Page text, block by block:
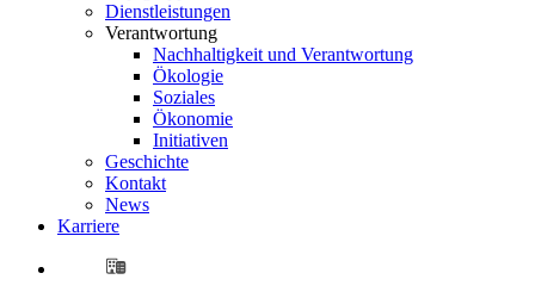
Dienstleistungen
Verantwortung
Nachhaltigkeit und Verantwortung
Ökologie
Soziales
Ökonomie
Initiativen
Geschichte
Kontakt
News
Karriere